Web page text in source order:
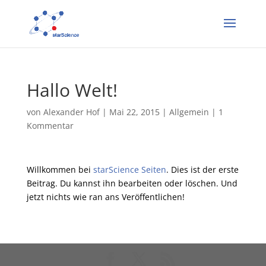
Hallo Welt!
von Alexander Hof| Mai 22, 2015| Allgemein | 1
Kommentar
Willkommen bei starScience Seiten. Dies ist der erste
Beitrag. Du kannst ihn bearbeiten oder löschen. Und
jetzt nichts wie ran ans Veröffentlichen!